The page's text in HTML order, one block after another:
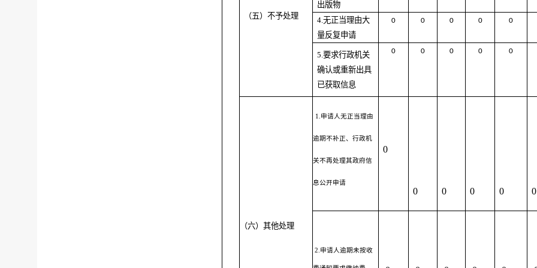
（五）不予处理
出版物
4.无正当理由大
量反复申请
0 0 0 0 0
5.要求行政机关
确认或重新出具
已获取信息
0 0 0 0 0
（六）其他处理
1.申请人无正当理由
逾期不补正、行政机
关不再处理其政府信
息公开申请
0
0 0 0 0 0
2.申请人逾期未按收